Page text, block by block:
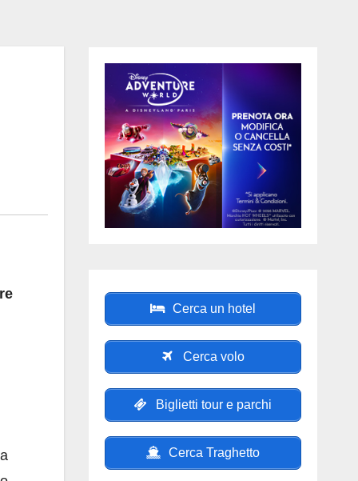
Cerca un hotel
Cerca volo
Biglietti tour e parchi
Cerca Traghetto